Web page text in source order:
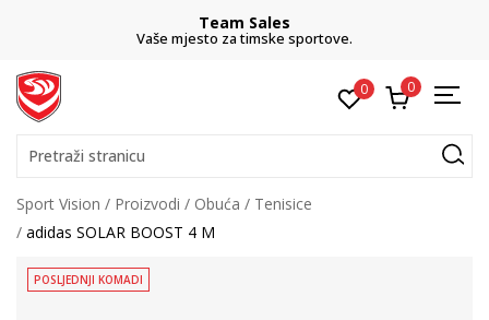
Team Sales
Vaše mjesto za timske sportove.
0 0
Pretraži stranicu
Sport Vision Proizvodi Obuća
Tenisice
adidas SOLAR BOOST 4 M
POSLJEDNJI KOMADI